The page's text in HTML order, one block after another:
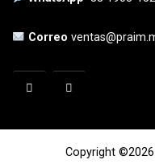
Correo
Copyright ©2026